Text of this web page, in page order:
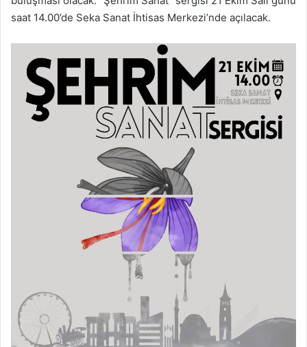
saat 14.00’de Seka Sanat İhtisas Merkezi’nde açılacak.